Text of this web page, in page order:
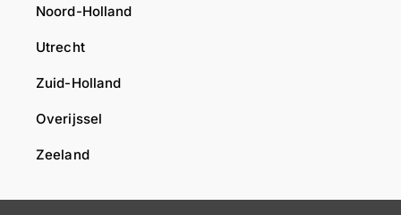
Noord-Holland
Utrecht
Zuid-Holland
Overijssel
Zeeland